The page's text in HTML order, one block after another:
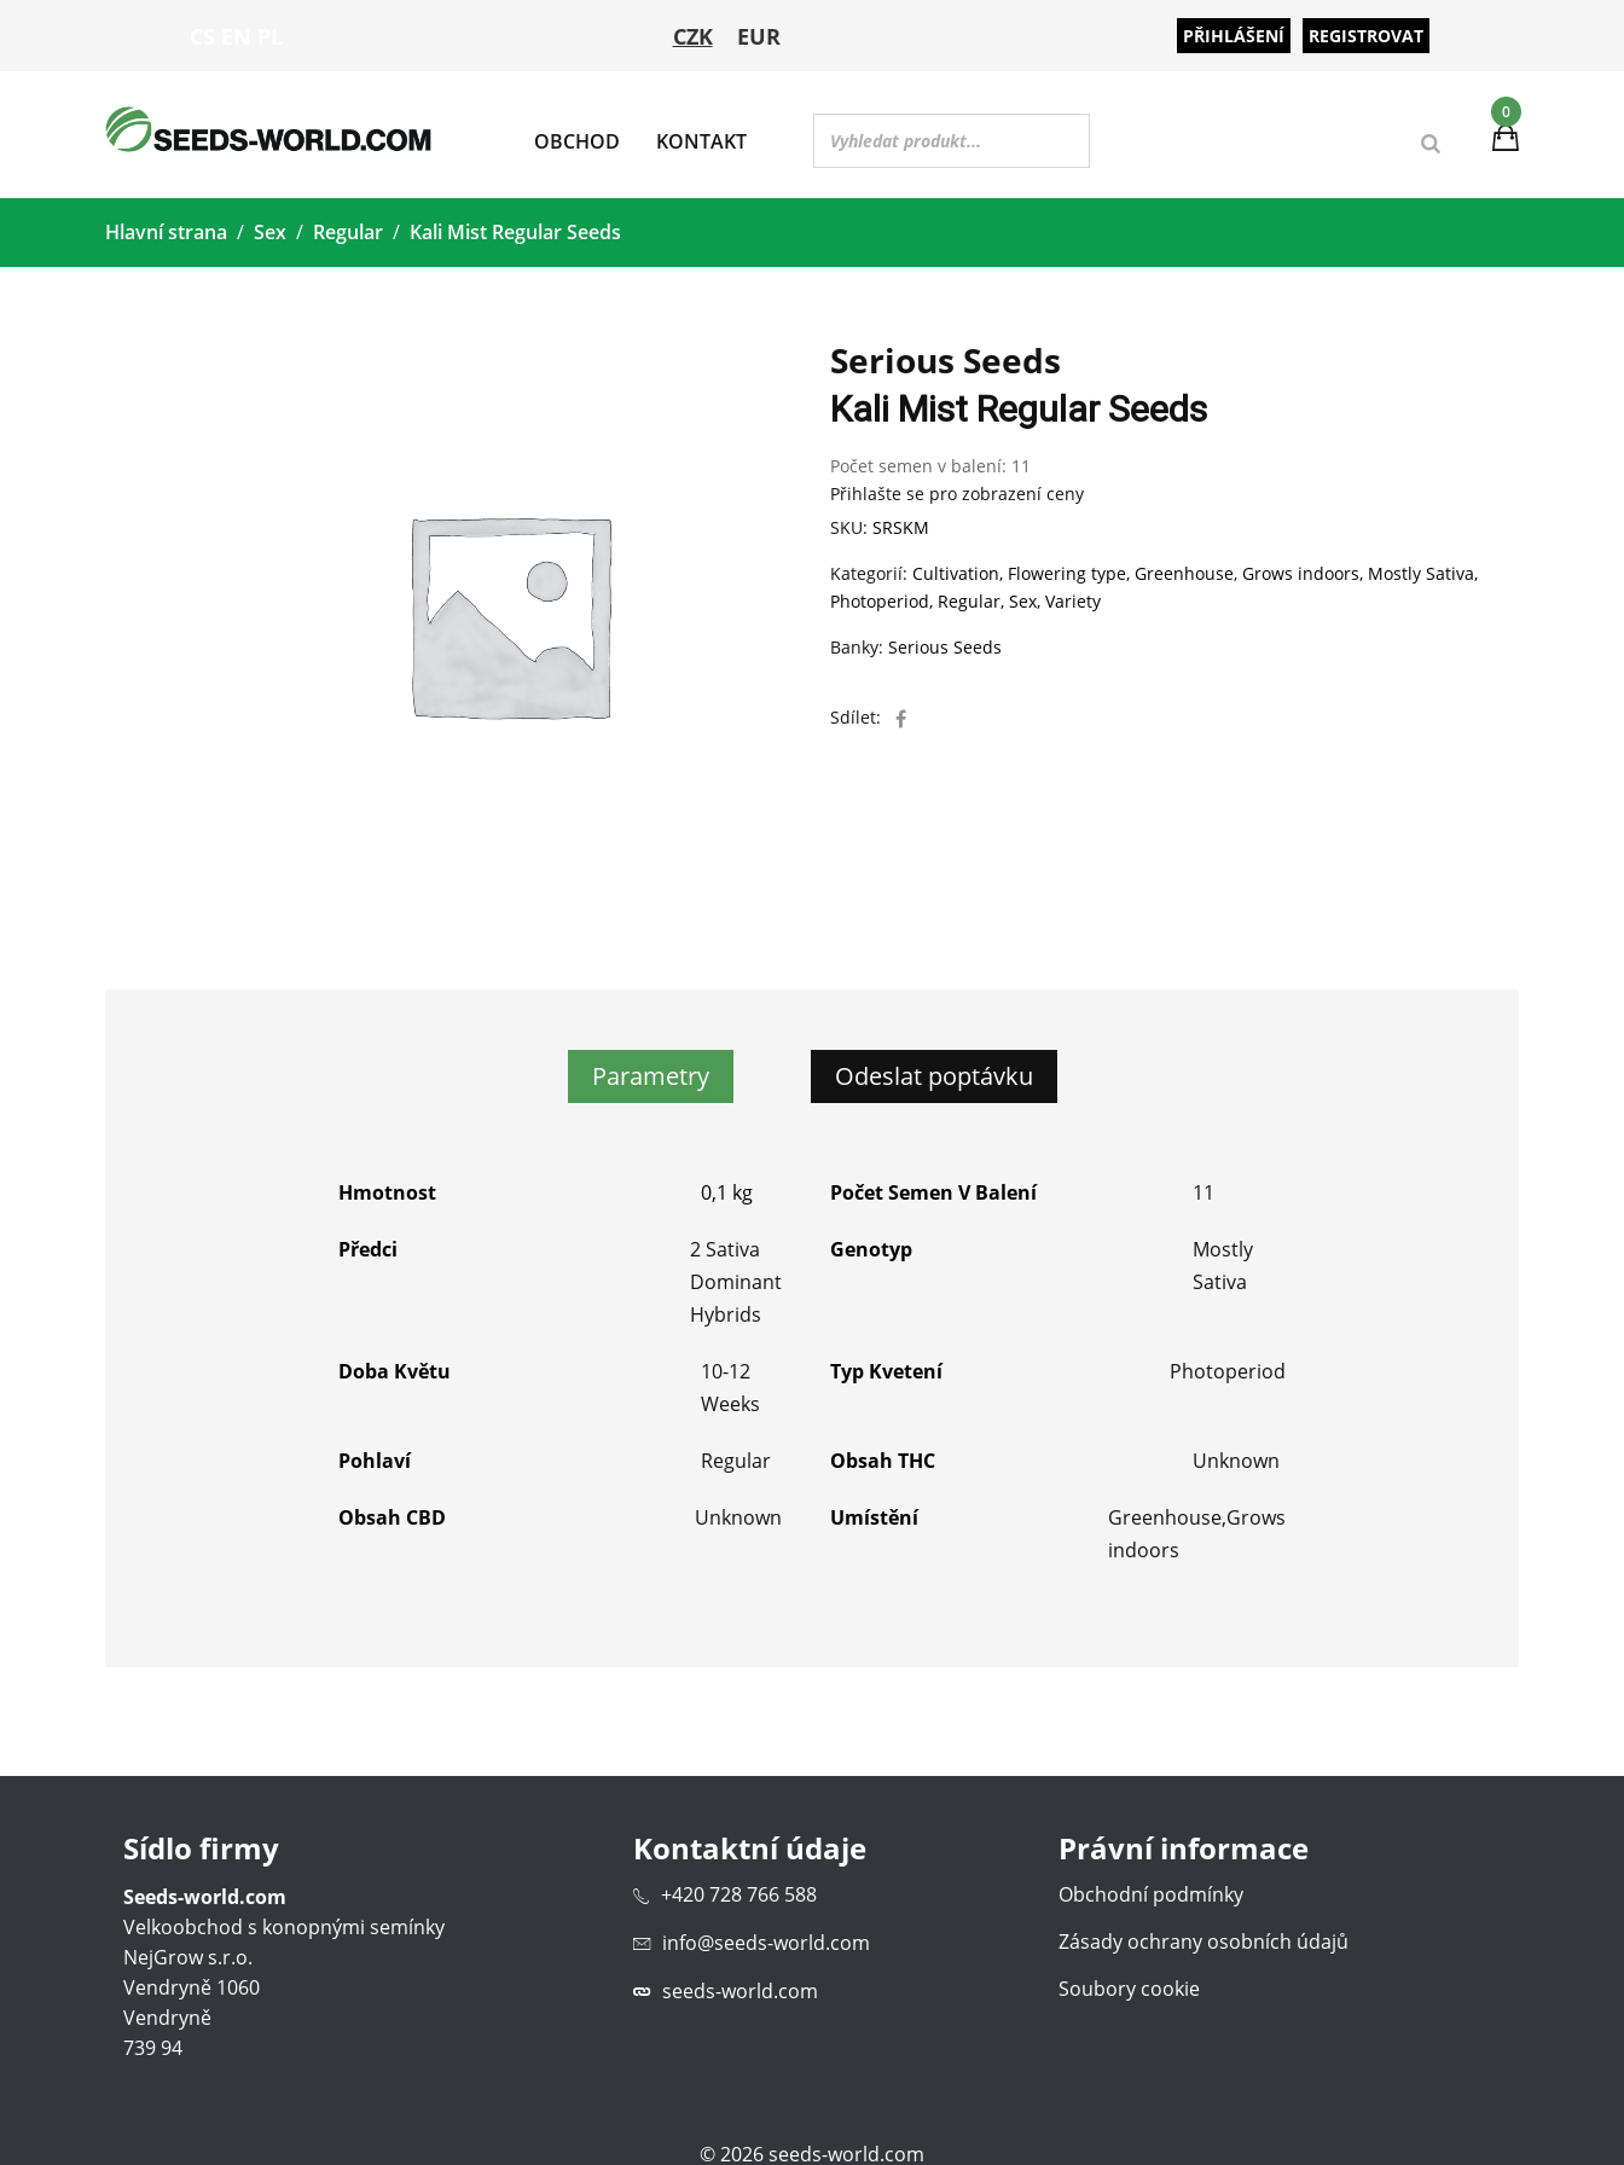
CZK EUR PŘIHLÁŠENÍ REGISTROVAT
0
OBCHOD KONTAKT
Hlavní strana Sex Regular Kali Mist Regular Seeds
Serious Seeds
Kali Mist Regular Seeds
Počet semen v balení: 11
Přihlašte se pro zobrazení ceny
SKU: SRSKM
Kategorií: Cultivation, Flowering type, Greenhouse, Grows indoors, Mostly Sativa,
Photoperiod, Regular, Sex, Variety
Banky: Serious Seeds
Sdílet:
Parametry Odeslat poptávku
Hmotnost 0,1 kg Počet Semen V Balení 11
Předci
2 Sativa
Dominant
Hybrids
Genotyp
Mostly
Sativa
Doba Květu
10-12
Weeks
Typ Kvetení Photoperiod
Pohlaví Regular Obsah THC Unknown
Obsah CBD Unknown Umístění
Greenhouse,Grows
indoors
Sídlo firmy
Seeds-world.com
Velkoobchod s konopnými semínky
NejGrow s.r.o.
Vendryně 1060
Vendryně
739 94
Kontaktní údaje
+420 728 766 588
info@seeds-world.com
seeds-world.com
Právní informace
Obchodní podmínky
Zásady ochrany osobních údajů
Soubory cookie
©2026seeds-world.com